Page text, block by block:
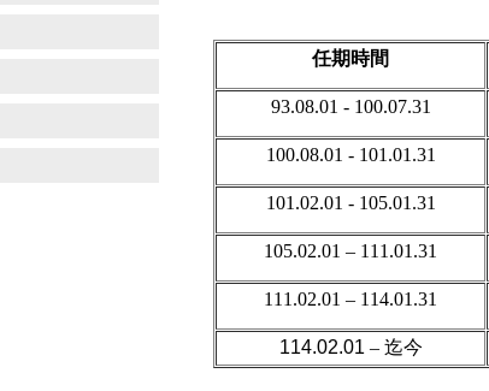
任期時間
93.08.01 - 100.07.31
100.08.01 - 101.01.31
101.02.01 - 105.01.31
105.02.01 – 111.01.31
111.02.01 – 114.01.31
114.02.01 – 迄今